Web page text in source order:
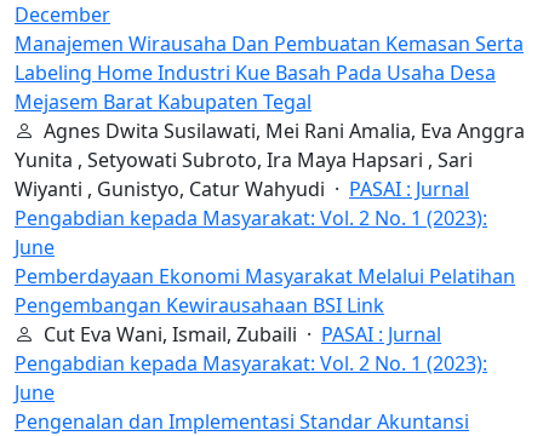
December
Manajemen Wirausaha Dan Pembuatan Kemasan Serta
Labeling Home Industri Kue Basah Pada Usaha Desa
Mejasem Barat Kabupaten Tegal
Agnes Dwita Susilawati, Mei Rani Amalia, Eva Anggra
Yunita , Setyowati Subroto, Ira Maya Hapsari , Sari
Wiyanti , Gunistyo, Catur Wahyudi · PASAI : Jurnal
Pengabdian kepada Masyarakat: Vol. 2 No. 1 (2023):
June
Pemberdayaan Ekonomi Masyarakat Melalui Pelatihan
Pengembangan Kewirausahaan BSI Link
Cut Eva Wani, Ismail, Zubaili · PASAI : Jurnal
Pengabdian kepada Masyarakat: Vol. 2 No. 1 (2023):
June
Pengenalan dan Implementasi Standar Akuntansi